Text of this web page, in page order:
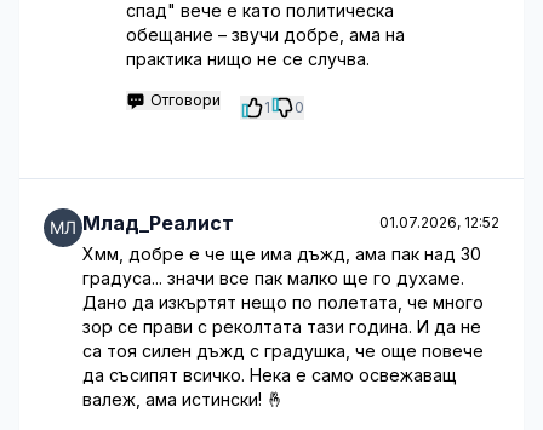
спад" вече е като политическа
обещание – звучи добре, ама на
практика нищо не се случва.
Отговори 1 0
Млад_Реалист 01.07.2026, 12:52
Хмм, добре е че ще има дъжд, ама пак над 30
градуса... значи все пак малко ще го духаме.
Дано да изкъртят нещо по полетата, че много
зор се прави с реколтата тази година. И да не
са тоя силен дъжд с градушка, че още повече
да съсипят всичко. Нека е само освежаващ
валеж, ама истински! 🤞